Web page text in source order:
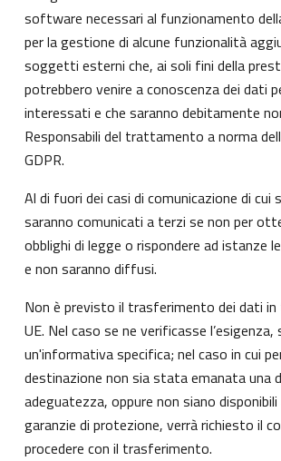
software necessari al funzionamento
per la gestione di alcune funzionalità
soggetti esterni che, ai soli fini della
potrebbero venire a conoscenza dei dati
interessati e che saranno debitamente
Responsabili del trattamento a norma
GDPR.
Al di fuori dei casi di comunicazione di cui
saranno comunicati a terzi se non per
obblighi di legge o rispondere ad istanze
e non saranno diffusi.
Non è previsto il trasferimento dei dati
UE. Nel caso se ne verificasse
un'informativa specifica; nel caso in cui
destinazione non sia stata emanata una
adeguatezza, oppure non siano
garanzie di protezione, verrà richiesto il
procedere con il trasferimento.